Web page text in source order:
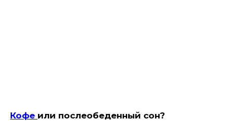
Кофе или послеобеденный сон?